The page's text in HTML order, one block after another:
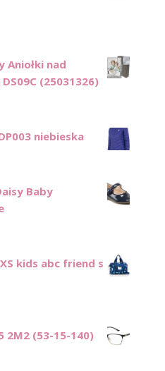
Aniołki nad
(25031326)
niebieska
Baby
kids abc friend s
2M2 (53-15-140)